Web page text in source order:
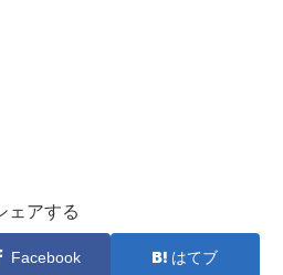
ェアする
Facebook はてブ